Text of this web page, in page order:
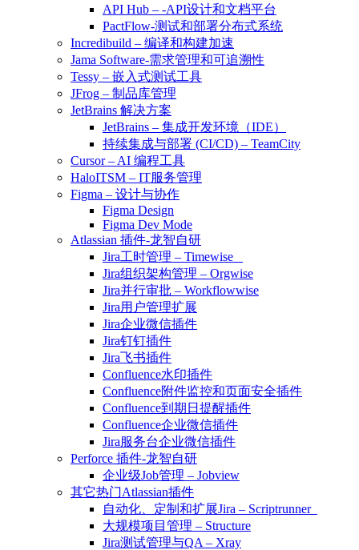
API Hub – -API设计和文档平台
PactFlow-测试和部署分布式系统
Incredibuild – 编译和构建加速
Jama Software-需求管理和可追溯性
Tessy – 嵌入式测试工具
JFrog – 制品库管理
JetBrains 解决方案
JetBrains – 集成开发环境（IDE）
持续集成与部署 (CI/CD) – TeamCity
Cursor – AI 编程工具
HaloITSM – IT服务管理
Figma – 设计与协作
Figma Design
Figma Dev Mode
Atlassian 插件-龙智自研
Jira工时管理 – Timewise
Jira组织架构管理 – Orgwise
Jira并行审批 – Workflowwise
Jira用户管理扩展
Jira企业微信插件
Jira钉钉插件
Jira飞书插件
Confluence水印插件
Confluence附件监控和页面安全插件
Confluence到期日提醒插件
Confluence企业微信插件
Jira服务台企业微信插件
Perforce 插件-龙智自研
企业级Job管理 – Jobview
其它热门Atlassian插件
自动化、定制和扩展Jira – Scriptrunner
大规模项目管理 – Structure
Jira测试管理与QA – Xray